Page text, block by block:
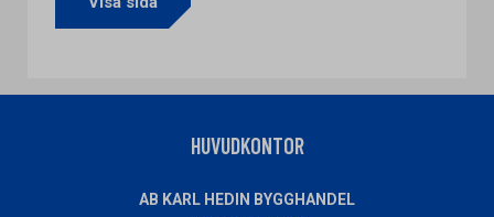
HUVUDKONTOR
AB KARL HEDIN BYGGHANDEL